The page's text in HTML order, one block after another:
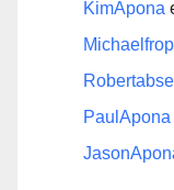
KimApona
PaulApona